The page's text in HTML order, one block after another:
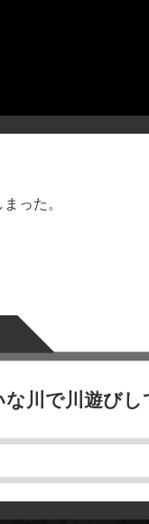
った。
川で川遊びし